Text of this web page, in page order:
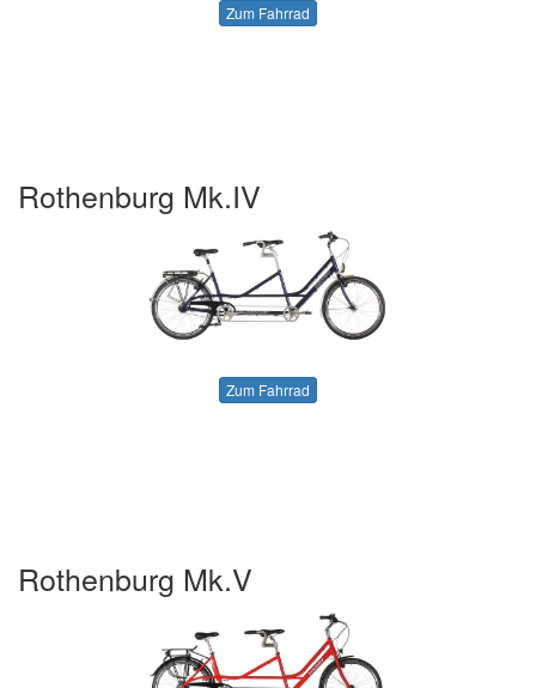
Zum Fahrrad
Rothenburg Mk.IV
Zum Fahrrad
Rothenburg Mk.V